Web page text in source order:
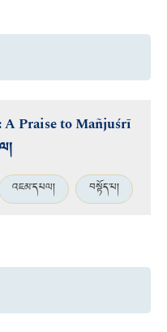
A Praise to Mañjuśrī
འཇམ་དཔལ། བསྟོད་པ།